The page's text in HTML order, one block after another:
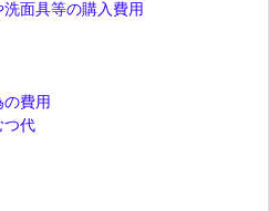
面具等の購入費用
費用
つ代